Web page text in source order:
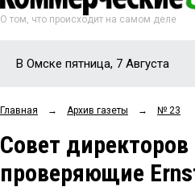
О том, что происходит на самом деле
В Омске пятница, 7 Августа
Главная → Архив газеты → № 23
Совет
проверяющие